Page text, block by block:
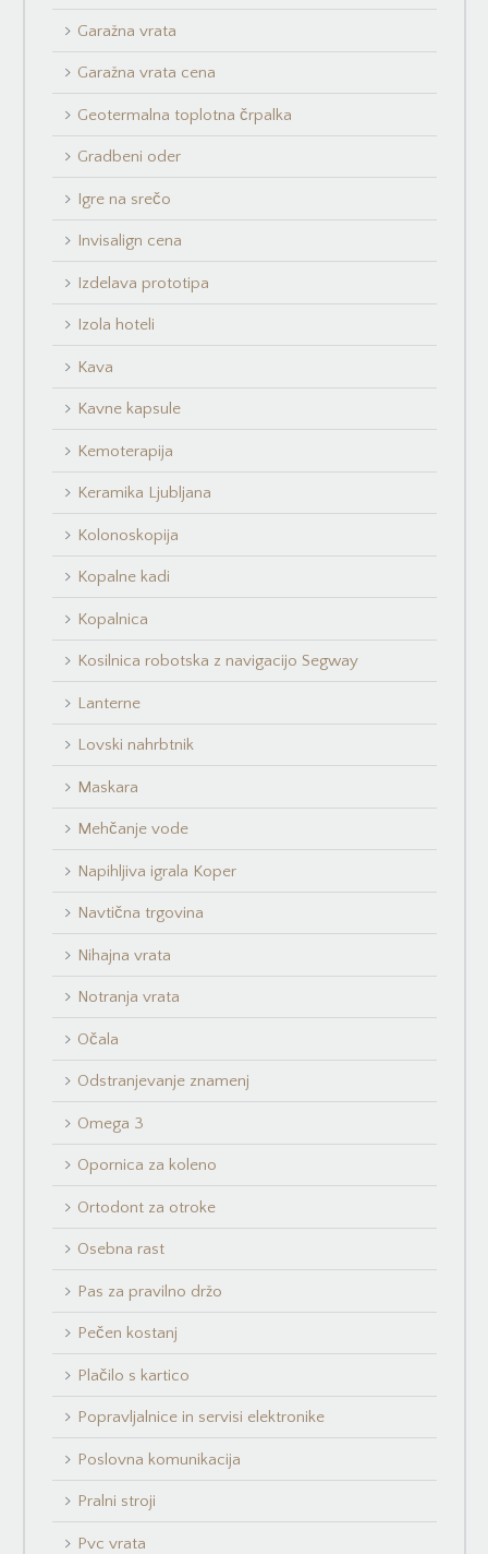
Garažna vrata
Garažna vrata cena
Geotermalna toplotna črpalka
Gradbeni oder
Igre na srečo
Invisalign cena
Izdelava prototipa
Izola hoteli
Kava
Kavne kapsule
Kemoterapija
Keramika Ljubljana
Kolonoskopija
Kopalne kadi
Kopalnica
Kosilnica robotska z navigacijo Segway
Lanterne
Lovski nahrbtnik
Maskara
Mehčanje vode
Napihljiva igrala Koper
Navtična trgovina
Nihajna vrata
Notranja vrata
Očala
Odstranjevanje znamenj
Omega 3
Opornica za koleno
Ortodont za otroke
Osebna rast
Pas za pravilno držo
Pečen kostanj
Plačilo s kartico
Popravljalnice in servisi elektronike
Poslovna komunikacija
Pralni stroji
Pvc vrata